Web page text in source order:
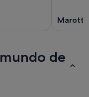
Marotta
de